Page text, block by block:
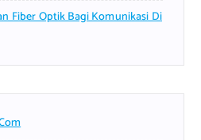
Fiber Optik Bagi Komunikasi Di